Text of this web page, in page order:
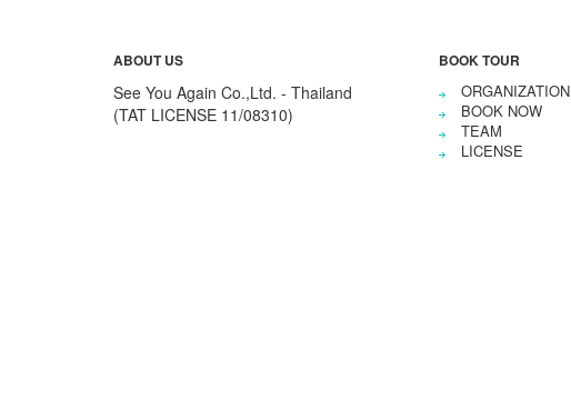
ABOUT US
See You Again Co.,Ltd. - Thailand
(TAT LICENSE 11/08310)
BOOK TOUR
ORGANIZATION
BOOK NOW
TEAM
LICENSE